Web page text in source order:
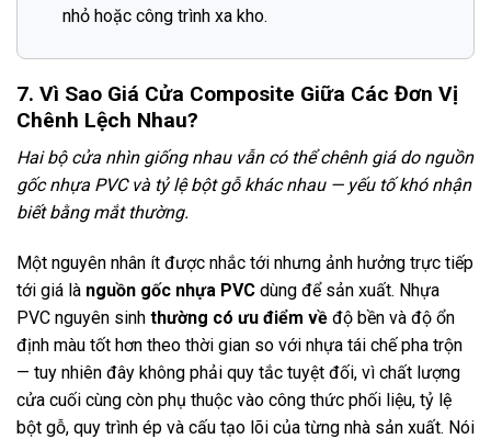
nhỏ hoặc công trình xa kho.
7. Vì Sao Giá Cửa Composite Giữa Các Đơn Vị
Chênh Lệch Nhau?
Hai bộ cửa nhìn giống nhau vẫn có thể chênh giá do nguồn
gốc nhựa PVC và tỷ lệ bột gỗ khác nhau — yếu tố khó nhận
biết bằng mắt thường.
Một nguyên nhân ít được nhắc tới nhưng ảnh hưởng trực tiếp
tới giá là nguồn gốc nhựa PVC dùng để sản xuất. Nhựa
PVC nguyên sinh thường có ưu điểm về độ bền và độ ổn
định màu tốt hơn theo thời gian so với nhựa tái chế pha trộn
— tuy nhiên đây không phải quy tắc tuyệt đối, vì chất lượng
cửa cuối cùng còn phụ thuộc vào công thức phối liệu, tỷ lệ
bột gỗ, quy trình ép và cấu tạo lõi của từng nhà sản xuất. Nói